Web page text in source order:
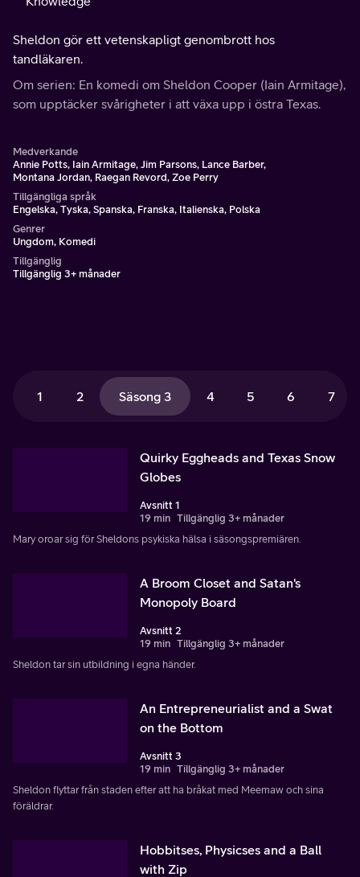
Sheldon gör ett vetenskapligt genombrott hos
tandläkaren.
Om serien: En komedi om Sheldon Cooper (Iain Armitage),
som upptäcker svårigheter i att växa upp i östra Texas.
Medverkande
Annie Potts, Iain Armitage, Jim Parsons, Lance Barber,
Montana Jordan, Raegan Revord, Zoe Perry
Tillgängliga språk
Engelska, Tyska, Spanska, Franska, Italienska, Polska
Genrer
Ungdom, Komedi
Tillgänglig
Tillgänglig 3+ månader
1 2 Säsong 3 4 5 6 7
Quirky Eggheads and Texas Snow
Globes
Avsnitt 1
19 min Tillgänglig 3+ månader
Mary oroar sig för Sheldons psykiska hälsa i säsongspremiären.
A Broom Closet and Satan's
Monopoly Board
Avsnitt 2
19 min Tillgänglig 3+ månader
Sheldon tar sin utbildning i egna händer.
An Entrepreneurialist and a Swat
on the Bottom
Avsnitt 3
19 min Tillgänglig 3+ månader
Sheldon flyttar från staden efter att ha bråkat med Meemaw och sina
föräldrar.
Hobbitses, Physicses and a Ball
with Zip